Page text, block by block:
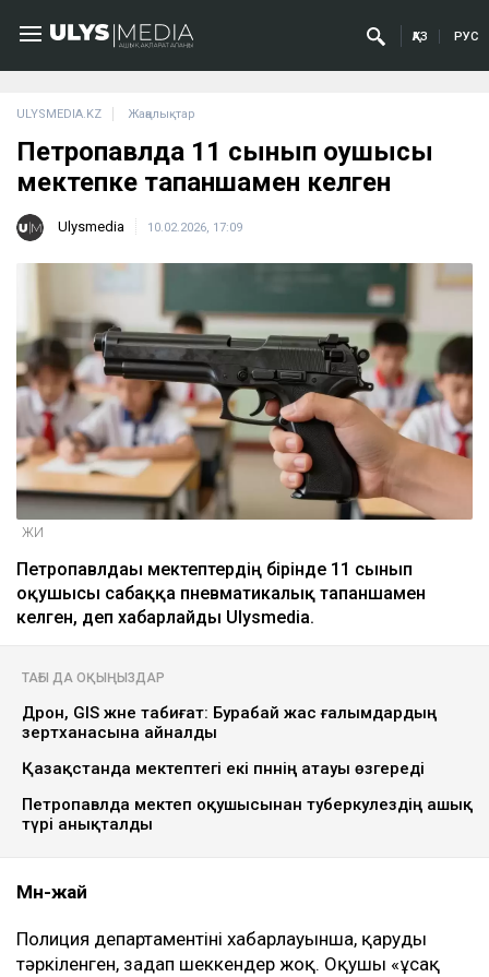
ҚАЗ РУС
ULYSMEDIA.KZ Жаңалықтар
Петропавлда 11 сынып оқушысы
мектепке тапаншамен келген
Ulysmedia 10.02.2026, 17:09
ЖИ
Петропавлдағы мектептердің бірінде 11 сынып
оқушысы сабаққа пневматикалық тапаншамен
келген, деп хабарлайды Ulysmedia.
ТАҒЫ ДА ОҚЫҢЫЗДАР
Дрон, GIS және табиғат: Бурабай жас ғалымдардың
зертханасына айналды
Қазақстанда мектептегі екі пәннің атауы өзгереді
Петропавлда мектеп оқушысынан туберкулездің ашық
түрі анықталды
Мән-жай
Полиция департаментінің хабарлауынша, қаруды
тәркіленген, задап шеккендер жоқ. Оқушы «ұсақ